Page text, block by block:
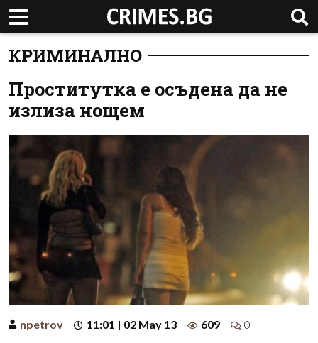
КРИМИНАЛНО
Проститутка е осъдена да не
излиза нощем
npetrov 11:01 | 02 May 13 609 0